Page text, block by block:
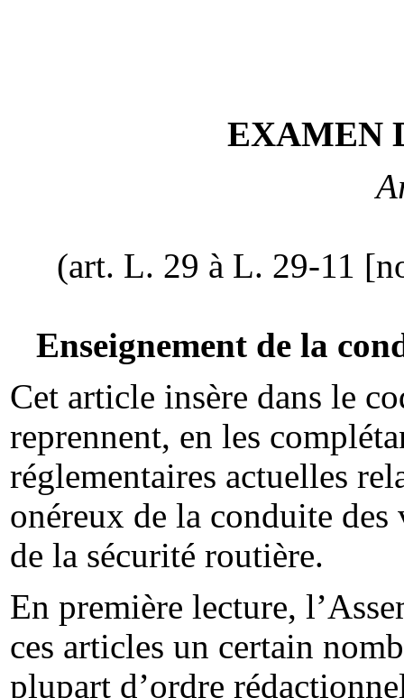
EXAMEN
(art. L. 29 à L. 29-11
Enseignement de la
Cet article insère dans le
reprennent, en les
réglementaires actuelles
onéreux de la conduite des
de la sécurité routière.
En première lecture,
ces articles un certain
plupart d’ordre